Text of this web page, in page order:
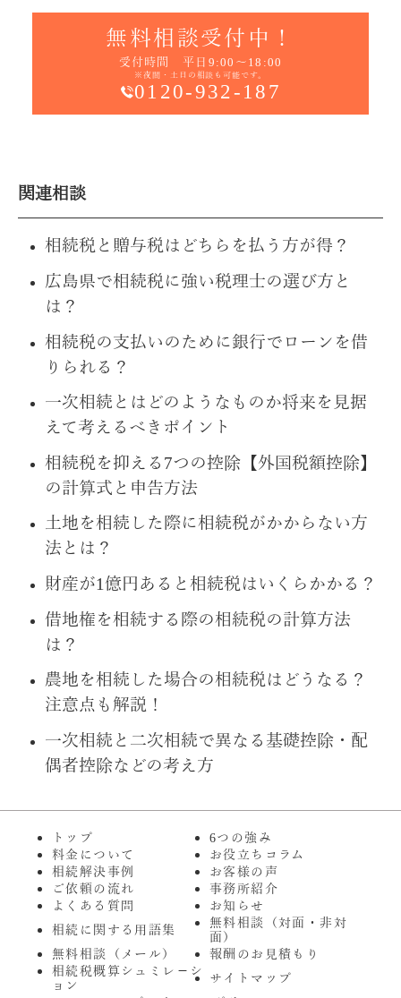
無料相談受付中！
受付時間 平日9:00～18:00
※夜間・土日の相談も可能です。
0120-932-187
関連相談
相続税と贈与税はどちらを払う方が得？
広島県で相続税に強い税理士の選び方と
は？
相続税の支払いのために銀行でローンを借
りられる？
一次相続とはどのようなものか将来を見据
えて考えるべきポイント
相続税を抑える7つの控除【外国税額控除】
の計算式と申告方法
土地を相続した際に相続税がかからない方
法とは？
財産が1億円あると相続税はいくらかかる？
借地権を相続する際の相続税の計算方法
は？
農地を相続した場合の相続税はどうなる？
注意点も解説！
一次相続と二次相続で異なる基礎控除・配
偶者控除などの考え方
トップ
6つの強み
料金について
お役立ちコラム
相続解決事例
お客様の声
ご依頼の流れ
事務所紹介
よくある質問
お知らせ
相続に関する用語集
無料相談（対面・非対
面）
無料相談（メール）
報酬のお見積もり
相続税概算シュミレ－シ
ョン
サイトマップ